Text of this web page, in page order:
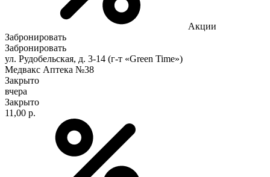
Акции
Забронировать
Забронировать
ул. Рудобельская, д. 3-14 (г-т «Green Time»)
Медвакс Аптека №38
Закрыто
вчера
Закрыто
11,00 р.